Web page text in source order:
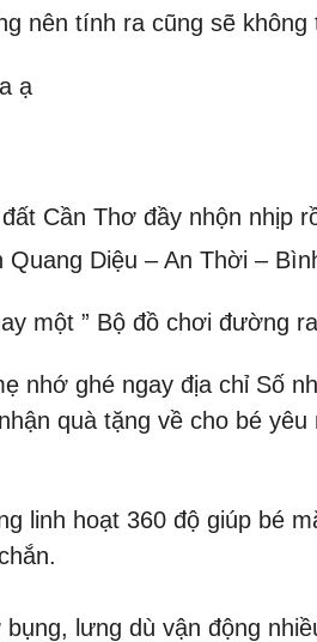
nên tính ra cũng sẽ
ạ
Cần Thơ đầy nhộn nhịp
Diệu – An Thời –
một ” Bộ đồ chơi đường
nhớ ghé ngay địa chỉ Số
quà tặng về cho bé yêu
linh hoạt 360 độ giúp bé
lưng dù vận động